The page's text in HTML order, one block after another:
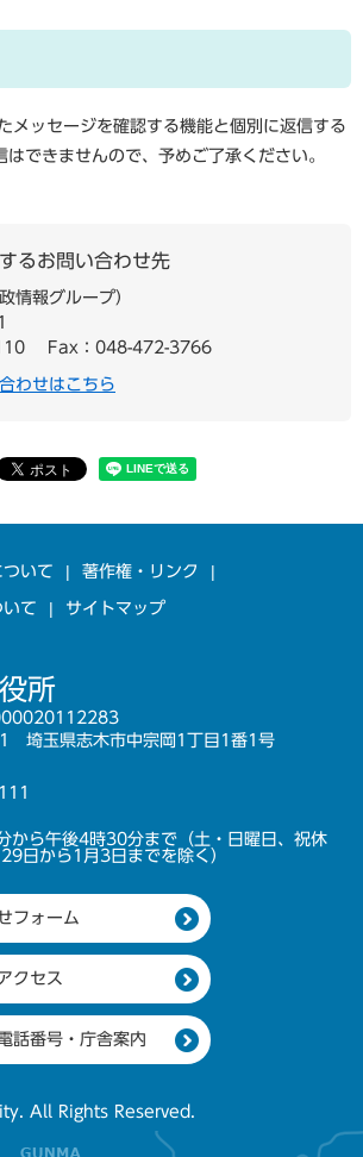
メッセージを確認する機能と個別に返信する
できませんので、予めご了承ください。
るお問い合わせ先
情報グループ
Fax：048-472-3766
わせはこちら
いて 著作権・リンク
て サイトマップ
所
埼玉県志木市中宗岡1丁目1番1号
から午後4時30分まで（土・日曜日、祝休
日から1月3日までを除く）
フォーム
クセス
話番号・庁舎案内
All Rights Reserved.